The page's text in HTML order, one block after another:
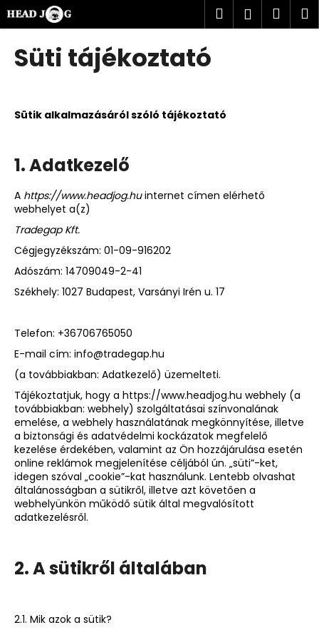
fő
tartalomhoz
Keresés
Süti tájékoztató
Sütik alkalmazásáról szóló tájékoztató
1. Adatkezelő
A https://www.headjog.huinternet címen elérhető
webhelyet a(z)
Tradegap Kft.
Cégjegyzékszám: 01-09-916202
Adószám: 14709049-2-41
Székhely: 1027 Budapest, Varsányi Irén u. 17
Telefon: +36706765050
E-mail cím: info@tradegap.hu
(a továbbiakban: Adatkezelő) üzemelteti.
Tájékoztatjuk, hogy a https://www.headjog.hu webhely (a
továbbiakban: webhely) szolgáltatásai színvonalának
emelése, a webhely használatának megkönnyítése, illetve
a biztonsági és adatvédelmi kockázatok megfelelő
kezelése érdekében, valamint az Ön hozzájárulása esetén
online reklámok megjelenítése céljából ún. „süti”-ket,
idegen szóval „cookie”-kat használunk. Lentebb olvashat
általánosságban a sütikről, illetve azt követően a
webhelyünkön működő sütik által megvalósított
adatkezelésről.
2. A sütikről általában
2.1. Mik azok a sütik?
K
o
t
e
r
e
s
?
KERESÉS